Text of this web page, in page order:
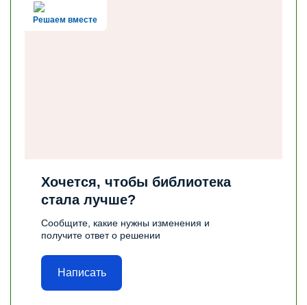
Решаем вместе
Хочется, чтобы библиотека
стала лучше?
Сообщите, какие нужны изменения и
получите ответ о решении
Написать